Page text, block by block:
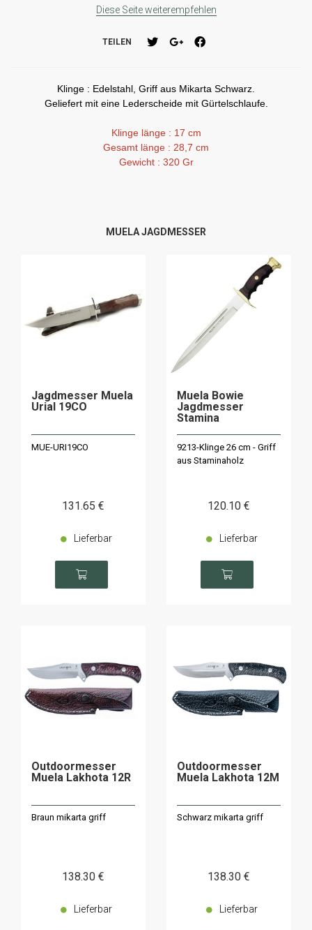
Diese Seite weiterempfehlen
TEILEN
Klinge : Edelstahl, Griff aus Mikarta Schwarz.
Geliefert mit eine Lederscheide mit Gürtelschlaufe.
Klinge länge : 17 cm
Gesamt länge : 28,7 cm
Gewicht : 320 Gr
MUELA JAGDMESSER
Jagdmesser Muela
Urial 19CO
MUE-URI19CO
131.65 €
Lieferbar
Muela Bowie
Jagdmesser
Stamina
9213-Klinge 26 cm - Griff
aus Staminaholz
120.10 €
Lieferbar
Outdoormesser
Muela Lakhota 12R
Braun mikarta griff
138.30 €
Lieferbar
Outdoormesser
Muela Lakhota 12M
Schwarz mikarta griff
138.30 €
Lieferbar